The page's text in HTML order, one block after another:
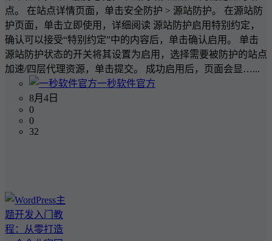
点。 在站点详情页面，单击安全防护 > 源站防护。 在源站防
护页面，单击立即使用，详细阅读 源站防护启用特别约定，
确认可以接受“特别约定”中的内容后，单击确认启用。 单击
源站防护状态的开关将其设置为启用，选择需要被防护的站点
加速/四层代理资源，单击提交。 成功启用后，页面会显…...
一秒软件官方
8月4日
0
0
32